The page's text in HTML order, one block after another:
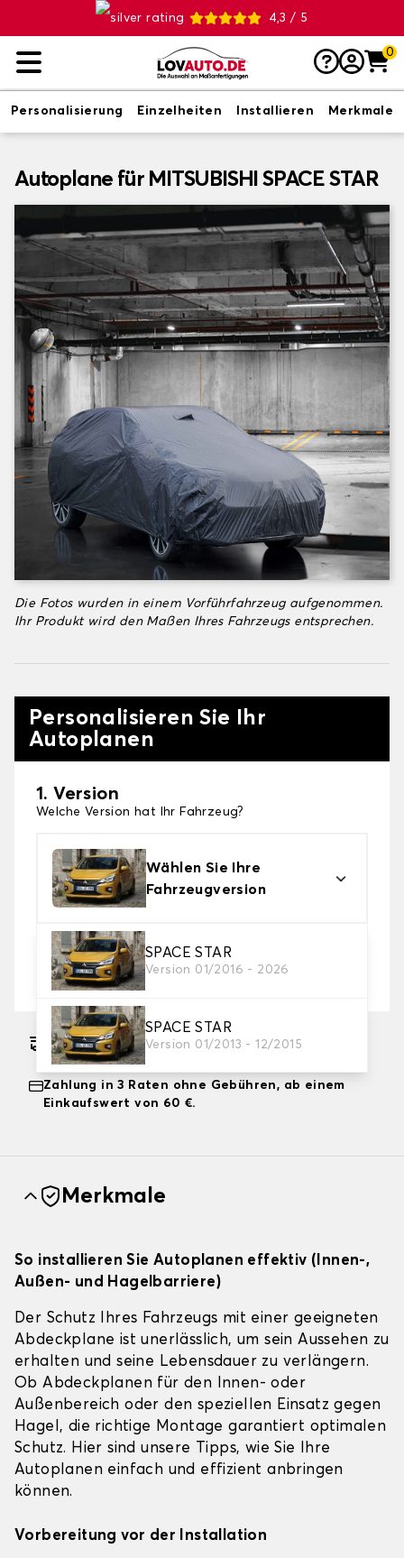
4,3 / 5
0
Personalisierung Einzelheiten Installieren Merkmale
Autoplane für MITSUBISHI SPACE STAR
Die Fotos wurden in einem Vorführfahrzeug aufgenommen.
Ihr Produkt wird den Maßen Ihres Fahrzeugs entsprechen.
Personalisieren Sie Ihr
Autoplanen
1. Version
Welche Version hat Ihr Fahrzeug?
Wählen Sie Ihre
Fahrzeugversion
SPACE STAR
Version 01/2016 - 2026
SPACE STAR
Version 01/2013 - 12/2015
2. Schutzniveau
Wählen Sie die passende Abdeckplane für Ihre
Bedürfnisse aus
Geschätzter kostenloser Versand am
17.08.2026
Zahlung in 3 Raten ohne Gebühren, ab einem
Einkaufswert von 60 €.
Merkmale
So installieren Sie Autoplanen effektiv (Innen-,
Außen- und Hagelbarriere)
Der Schutz Ihres Fahrzeugs mit einer geeigneten
Abdeckplane ist unerlässlich, um sein Aussehen zu
erhalten und seine Lebensdauer zu verlängern.
Ob Abdeckplanen für den Innen- oder
Außenbereich oder den speziellen Einsatz gegen
Hagel, die richtige Montage garantiert optimalen
Schutz. Hier sind unsere Tipps, wie Sie Ihre
Autoplanen einfach und effizient anbringen
können.
Vorbereitung vor der Installation